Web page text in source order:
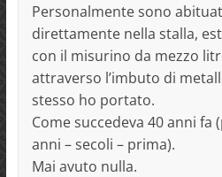
Personalmente sono
direttamente nella stalla,
con il misurino da mezzo
attraverso l’imbuto di
stesso ho portato.
Come succedeva 40 anni
anni – secoli – prima).
Mai avuto nulla.